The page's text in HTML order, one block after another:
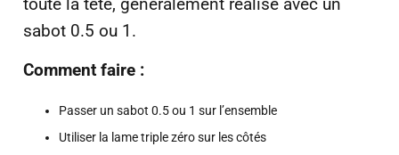
sabot 0.5 ou 1.
Comment faire :
Passer un sabot 0.5 ou 1 sur l’ensemble
Utiliser la lame triple zéro sur les côtés